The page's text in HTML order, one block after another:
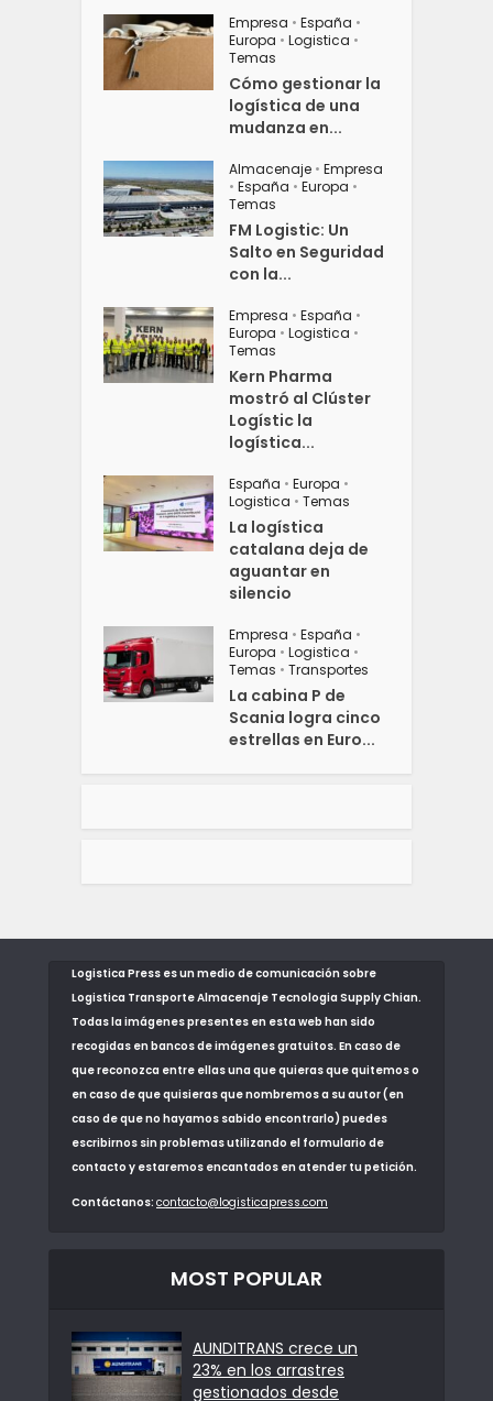
Empresa • España •
Europa • Logistica •
Temas
Cómo gestionar la
logística de una
mudanza en...
Almacenaje • Empresa
• España • Europa •
Temas
FM Logistic: Un
Salto en Seguridad
con la...
Empresa • España •
Europa • Logistica •
Temas
Kern Pharma
mostró al Clúster
Logístic la
logística...
España • Europa •
Logistica • Temas
La logística
catalana deja de
aguantar en
silencio
Empresa • España •
Europa • Logistica •
Temas • Transportes
La cabina P de
Scania logra cinco
estrellas en Euro...
Logistica Press es un medio de comunicación sobre
Logistica Transporte Almacenaje Tecnologia Supply Chian.
Todas la imágenes presentes en esta web han sido
recogidas en bancos de imágenes gratuitos. En caso de
que reconozca entre ellas una que quieras que quitemos o
en caso de que quisieras que nombremos a su autor (en
caso de que no hayamos sabido encontrarlo) puedes
escribirnos sin problemas utilizando el formulario de
contacto y estaremos encantados en atender tu petición.
Contáctanos: contacto@logisticapress.com
MOST POPULAR
AUNDITRANS crece un
23% en los arrastres
gestionados desde